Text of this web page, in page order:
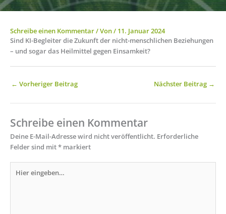
Schreibe einen Kommentar/ Von/ 11. Januar 2024
Sind KI-Begleiter die Zukunft der nicht-menschlichen Beziehungen
– und sogar das Heilmittel gegen Einsamkeit?
← Vorheriger Beitrag Nächster Beitrag →
Schreibe einen Kommentar
Deine E-Mail-Adresse wird nicht veröffentlicht. Erforderliche
Felder sind mit* markiert
eingeben…